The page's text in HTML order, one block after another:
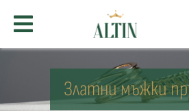
Златни мъжки